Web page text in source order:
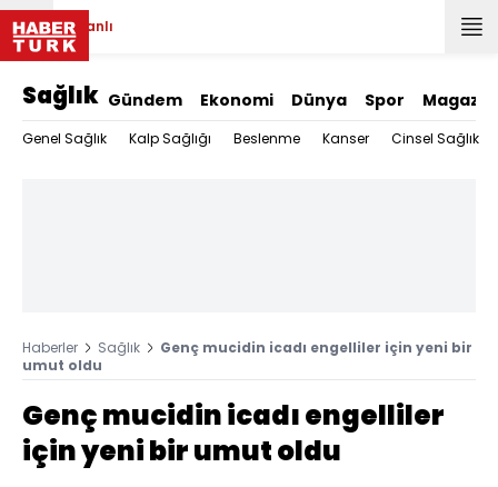
Canlı
Sağlık Gündem Ekonomi Dünya Spor Magazin
Genel Sağlık Kalp Sağlığı Beslenme Kanser Cinsel Sağlık
Haberler Sağlık
Genç mucidin icadı engelliler için yeni bir
umut oldu
Genç mucidin icadı engelliler
için yeni bir umut oldu